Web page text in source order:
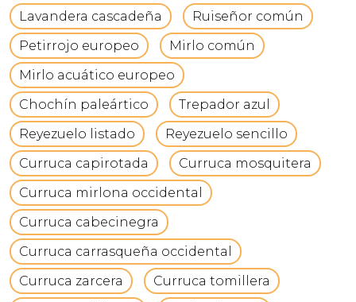
Lavandera cascadeña
Ruiseñor común
Petirrojo europeo
Mirlo común
Mirlo acuático europeo
Chochín paleártico
Trepador azul
Reyezuelo listado
Reyezuelo sencillo
Curruca capirotada
Curruca mosquitera
Curruca mirlona occidental
Curruca cabecinegra
Curruca carrasqueña occidental
Curruca zarcera
Curruca tomillera